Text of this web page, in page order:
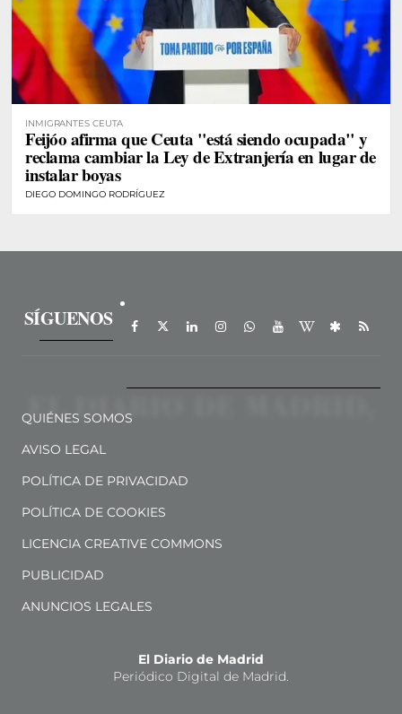
INMIGRANTES CEUTA
Feijóo afirma que Ceuta "está siendo ocupada" y
reclama cambiar la Ley de Extranjería en lugar de
instalar boyas
DIEGO DOMINGO RODRÍGUEZ
SÍGUENOS
QUIÉNES SOMOS
AVISO LEGAL
POLÍTICA DE PRIVACIDAD
POLÍTICA DE COOKIES
LICENCIA CREATIVE COMMONS
PUBLICIDAD
ANUNCIOS LEGALES
El Diario de Madrid
Periódico Digital de Madrid.